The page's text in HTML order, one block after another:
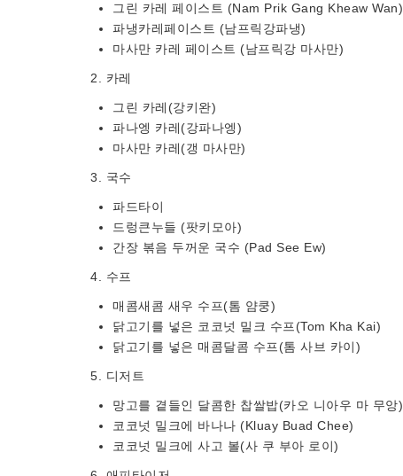
그린 카레 페이스트 (Nam Prik Gang Kheaw Wan)
파냉카레페이스트 (남프릭강파냉)
마사만 카레 페이스트 (남프릭강 마사만)
2. 카레
그린 카레(강키완)
파나엥 카레(강파나엥)
마사만 카레(갱 마사만)
3. 국수
파드타이
드렁큰누들 (팟키모아)
간장 볶음 두꺼운 국수 (Pad See Ew)
4. 수프
매콤새콤 새우 수프(톰 얌쿵)
닭고기를 넣은 코코넛 밀크 수프(Tom Kha Kai)
닭고기를 넣은 매콤달콤 수프(톰 사브 카이)
5. 디저트
망고를 곁들인 달콤한 찹쌀밥(카오 니아우 마 무앙)
코코넛 밀크에 바나나 (Kluay Buad Chee)
코코넛 밀크에 사고 볼(사 쿠 부아 로이)